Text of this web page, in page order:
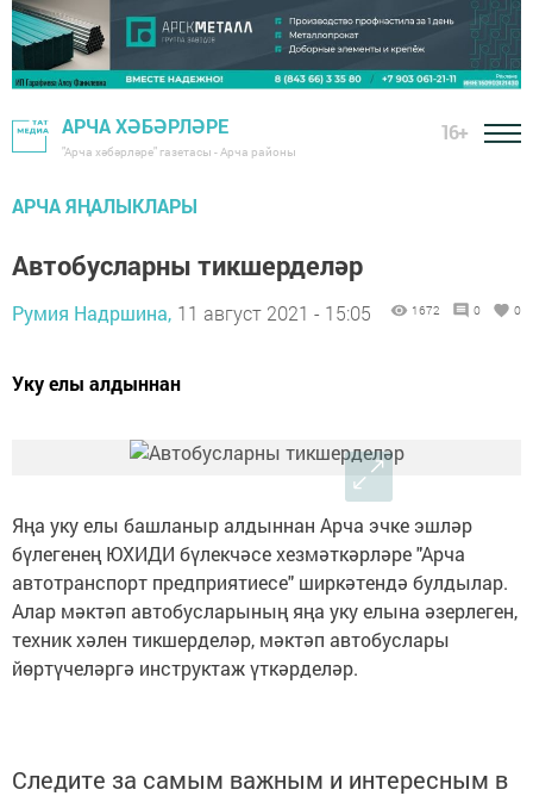
АРЧА ХӘБӘРЛӘРЕ
"Арча хәбәрләре" газетасы - Арча районы
16+
АРЧА ЯҢАЛЫКЛАРЫ
Автобусларны тикшерделәр
Румия Надршина, 11 август 2021 - 15:05 1672 0 0
Уку елы алдыннан
Яңа уку елы башланыр алдыннан Арча эчке эшләр
бүлегенең ЮХИДИ бүлекчәсе хезмәткәрләре "Арча
автотранспорт предприятиесе" ширкәтендә булдылар.
Алар мәктәп автобусларының яңа уку елына әзерлеген,
техник хәлен тикшерделәр, мәктәп автобуслары
йөртүчеләргә инструктаж үткәрделәр.
Следите за самым важным и интересным в